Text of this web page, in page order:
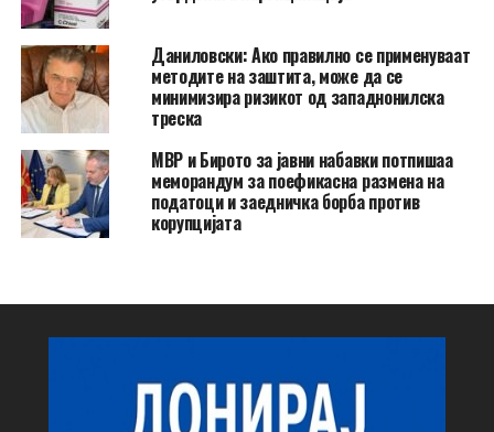
Даниловски: Ако правилно се применуваат
методите на заштита, може да се
минимизира ризикот од западнонилска
треска
МВР и Бирото за јавни набавки потпишаа
меморандум за поефикасна размена на
податоци и заедничка борба против
корупцијата